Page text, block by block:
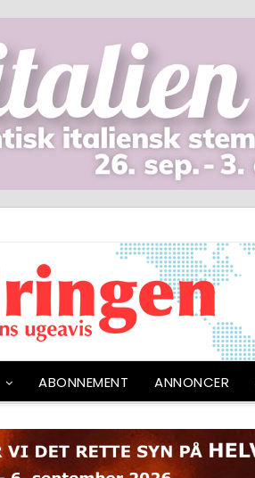
ABONNEMENT ANNONCER